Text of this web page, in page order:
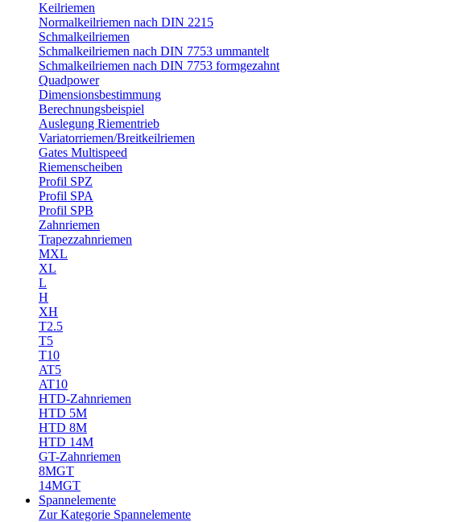
Keilriemen
Normalkeilriemen nach DIN 2215
Schmalkeilriemen
Schmalkeilriemen nach DIN 7753 ummantelt
Schmalkeilriemen nach DIN 7753 formgezahnt
Quadpower
Dimensionsbestimmung
Berechnungsbeispiel
Auslegung Riementrieb
Variatorriemen/Breitkeilriemen
Gates Multispeed
Riemenscheiben
Profil SPZ
Profil SPA
Profil SPB
Zahnriemen
Trapezzahnriemen
MXL
XL
L
H
XH
T2.5
T5
T10
AT5
AT10
HTD-Zahnriemen
HTD 5M
HTD 8M
HTD 14M
GT-Zahnriemen
8MGT
14MGT
Spannelemente
Zur Kategorie Spannelemente